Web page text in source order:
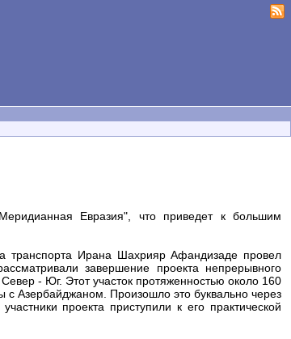
Евразия", что приведет к большим
Ирана Шахрияр Афандизаде провел
завершение проекта непрерывного
- Юг. Этот участок протяженностью около 160
с Азербайджаном. Произошло это буквально через
проекта приступили к его практической